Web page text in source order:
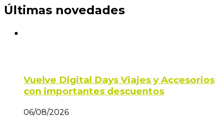
Últimas novedades
Vuelve Digital Days Viajes y Accesorios
con importantes descuentos
06/08/2026